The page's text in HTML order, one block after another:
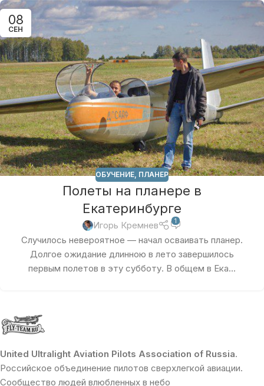
08
СЕН
ОБУЧЕНИЕ, ПЛАНЕР
Полеты на планере в
Екатеринбурге
Игорь Кремнев 1
Случилось невероятное — начал осваивать планер.
Долгое ожидание длинною в лето завершилось
первым полетов в эту субботу. В общем в Ека...
United Ultralight Aviation Pilots Association of Russia.
Российское объединение пилотов сверхлегкой авиации.
Сообщество людей влюбленных в небо